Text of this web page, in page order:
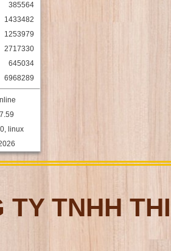
385564
1433482
1253979
2717330
645034
6968289
linux
TY TNHH